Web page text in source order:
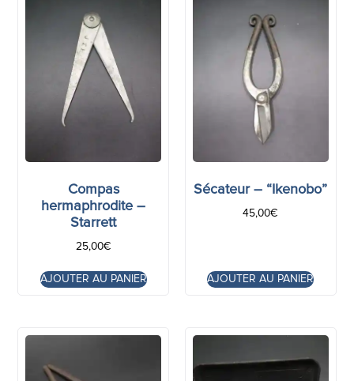
Compas
hermaphrodite –
Starrett
25,00€
AJOUTER AU PANIER
Sécateur – “Ikenobo”
45,00€
AJOUTER AU PANIER